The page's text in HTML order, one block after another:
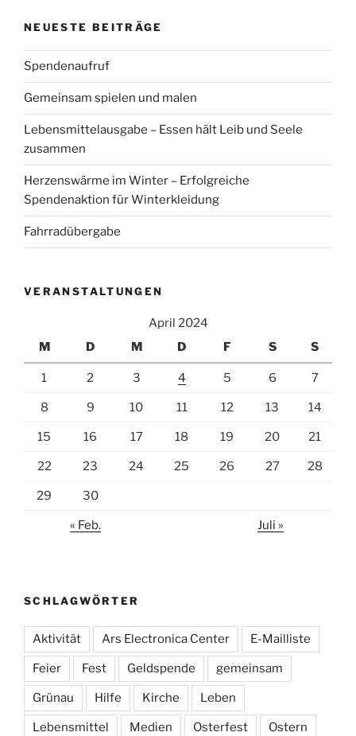
NEUESTE BEITRÄGE
Spendenaufruf
Gemeinsam spielen und malen
Lebensmittelausgabe – Essen hält Leib und Seele
zusammen
Herzenswärme im Winter – Erfolgreiche
Spendenaktion für Winterkleidung
Fahrradübergabe
VERANSTALTUNGEN
April 2024
M
D M D F S S
1 2 3 4 5 6 7
8 9 10 11 12 13 14
15 16 17 18 19 20 21
22 23 24 25 26 27 28
29 30
« Feb. Juli »
SCHLAGWÖRTER
Aktivität Ars Electronica Center E-Mailliste
Feier Fest Geldspende gemeinsam
Grünau Hilfe Kirche Leben
Lebensmittel Medien Osterfest Ostern